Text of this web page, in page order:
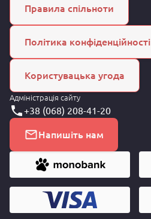
Правила спільноти
Політика конфіденційності
Користувацька угода
Адміністрація сайту
+38 (068) 208-41-20
Напишіть нам